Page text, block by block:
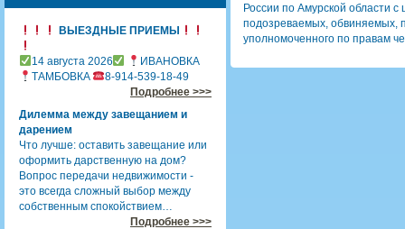
ВЫЕЗДНЫЕ ПРИЕМЫ
14 августа 2026
ИВАНОВКА
ТАМБОВКА
8-914-539-18-49
Подробнее >>>
Дилемма между завещанием и
дарением
Что лучше: оставить завещание или
оформить дарственную на дом?
Вопрос передачи недвижимости -
это всегда сложный выбор между
собственным спокойствием…
Подробнее >>>
России по Амурской области
подозреваемых, обвиняемых,
уполномоченного по правам